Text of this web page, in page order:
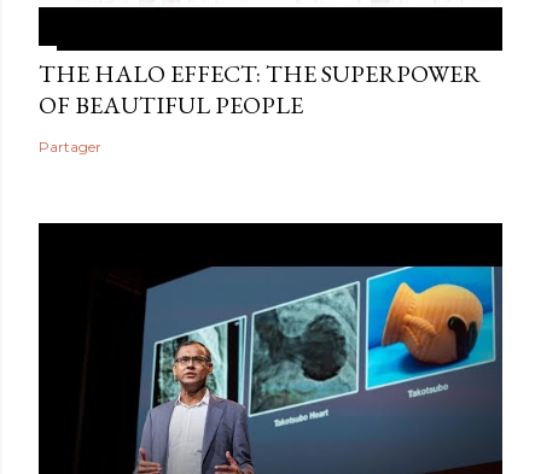
THE HALO EFFECT: THE SUPERPOWER
OF BEAUTIFUL PEOPLE
Partager